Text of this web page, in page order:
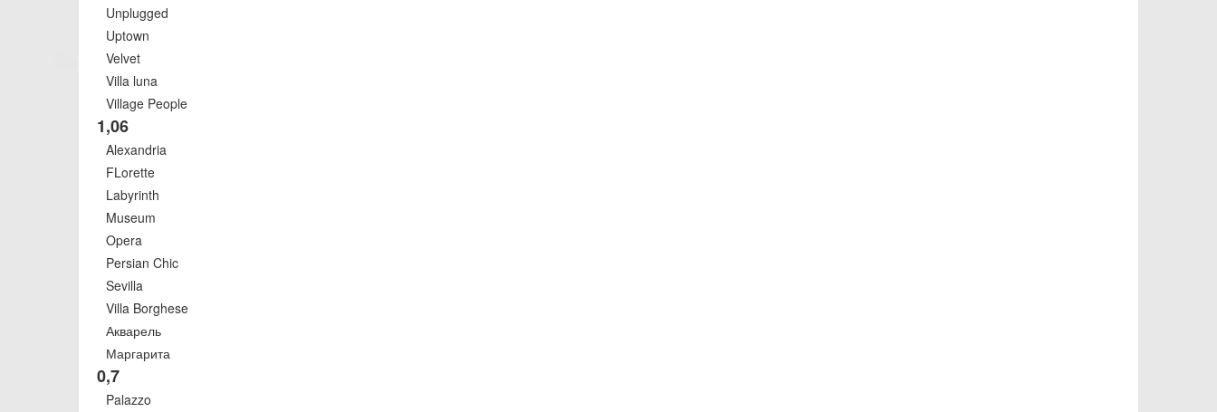
Unplugged
Uptown
Velvet
Villa luna
Village People
1,06
Alexandria
FLorette
Labyrinth
Museum
Opera
Persian Chic
Sevilla
Villa Borghese
Акварель
Маргарита
0,7
Palazzo